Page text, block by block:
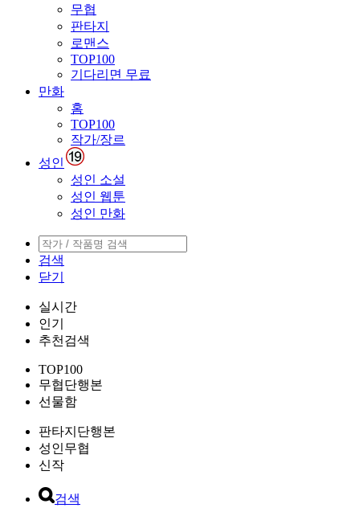
무협
판타지
로맨스
TOP100
기다리면 무료
만화
홈
TOP100
작가/장르
성인
성인 소설
성인 웹툰
성인 만화
검색
닫기
실시간
인기
추천검색
TOP100
무협단행본
선물함
판타지단행본
성인무협
신작
검색